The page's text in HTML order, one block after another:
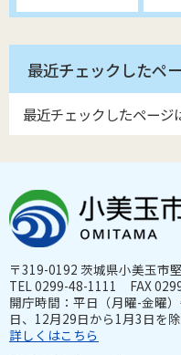
最近チェックしたペ
最近チェックしたページ
〒319-0192 茨城県小美玉市
TEL 0299-48-1111 FAX
開庁時間：平日（月曜-金曜
日、12月29日から1月3日を
詳しくはこちら